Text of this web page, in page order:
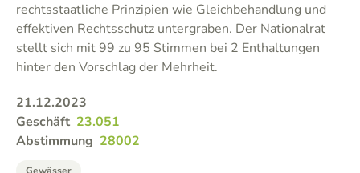
rechtsstaatliche Prinzipien wie Gleichbehandlung und
effektiven Rechtsschutz untergraben. Der Nationalrat
stellt sich mit 99 zu 95 Stimmen bei 2 Enthaltungen
hinter den Vorschlag der Mehrheit.
21.12.2023
Geschäft 23.051
Abstimmung 28002